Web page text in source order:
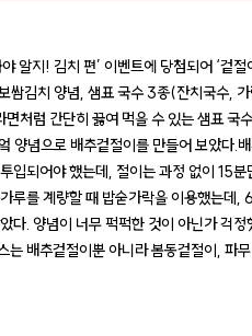
알지! 김치 편’ 이벤트에 당첨되어 ‘겉
쌈김치 양념, 샘표 국수 3종(잔치국수,
처럼 간단히 끓여 먹을 수 있는 샘표 국
양념으로 배추겉절이를 만들어 보았다.
입되어야 했는데, 절이는 과정 없이 15분
루를 계량할 때 밥숟가락을 이용했는데,
다. 양념이 너무 퍽퍽한 것이 아닌가 걱
는 배추겉절이뿐 아니라 봄동겉절이, 파